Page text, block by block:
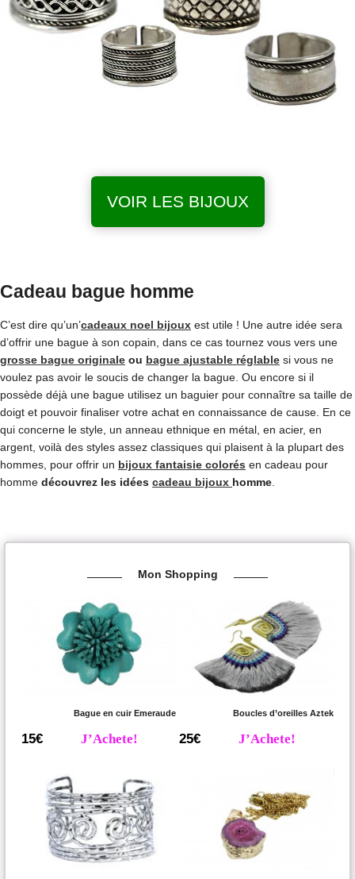
VOIR LES BIJOUX
Cadeau bague homme
C’est dire qu’un’cadeaux noel bijoux est utile ! Une autre idée sera
d’offrir une bague à son copain, dans ce cas tournez vous vers une
grosse bague originale ou bague ajustable réglable si vous ne
voulez pas avoir le soucis de changer la bague. Ou encore si il
possède déjà une bague utilisez un baguier pour connaître sa taille de
doigt et pouvoir finaliser votre achat en connaissance de cause. En ce
qui concerne le style, un anneau ethnique en métal, en acier, en
argent, voilà des styles assez classiques qui plaisent à la plupart des
hommes, pour offrir un bijoux fantaisie colorés en cadeau pour
homme découvrez les idées cadeau bijoux homme
Mon Shopping
Bague en cuir Emeraude
15€ J’Achete!
Boucles d’oreilles Aztek
25€ J’Achete!